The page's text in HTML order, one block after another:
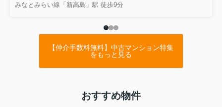
みなとみらい線「新高島」駅 徒歩9分
【仲介手数料無料】中古マンション特集
をもっと見る
おすすめ物件